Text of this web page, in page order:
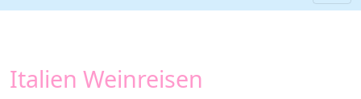
Italien Weinreisen